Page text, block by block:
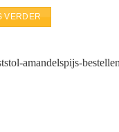
VERDER